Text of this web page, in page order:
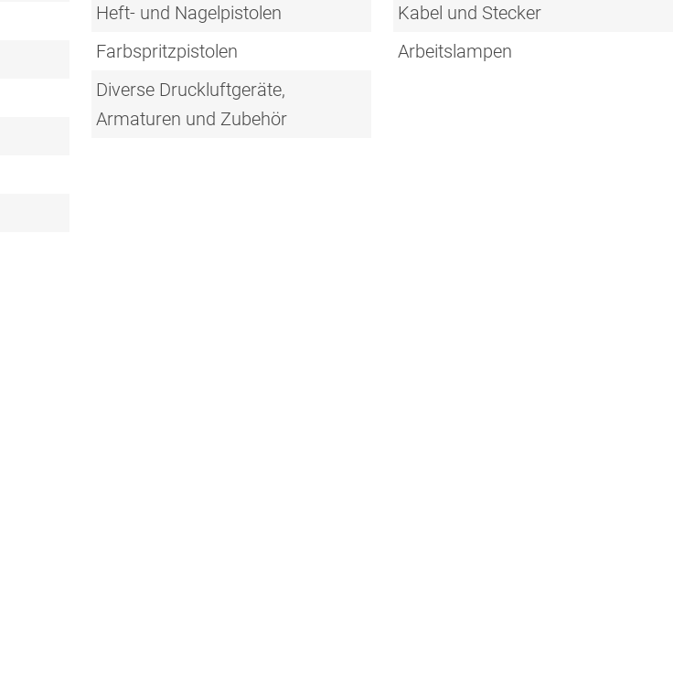
Heft- und Nagelpistolen
Farbspritzpistolen
Diverse Druckluftgeräte,
Armaturen und Zubehör
Kabel und Stecker
Arbeitslampen